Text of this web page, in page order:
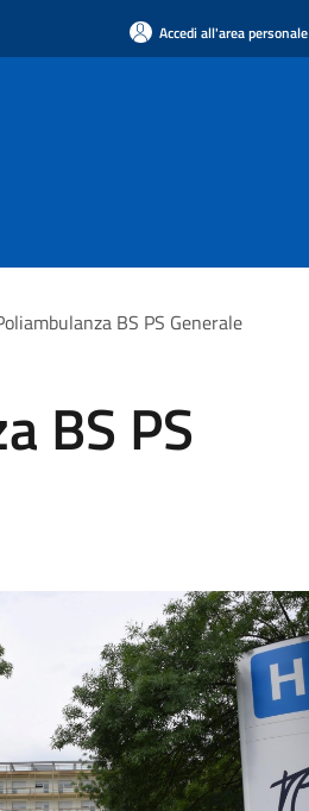
Accedi all'area personale
BS PS Generale
BS PS